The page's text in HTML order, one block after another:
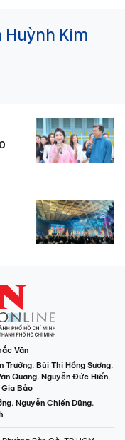
Huỳnh Kim
Văn
Trường, Bùi Thị Hồng Sương,
Quang, Nguyễn Đức Hiển,
Gia Bảo
, Nguyễn Chiến Dũng,